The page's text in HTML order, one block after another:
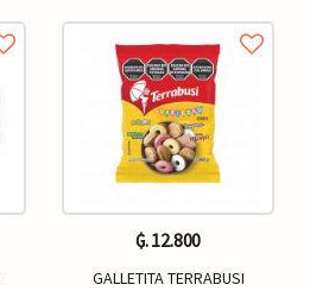
₲. 12.800
GALLETITA TERRABUSI